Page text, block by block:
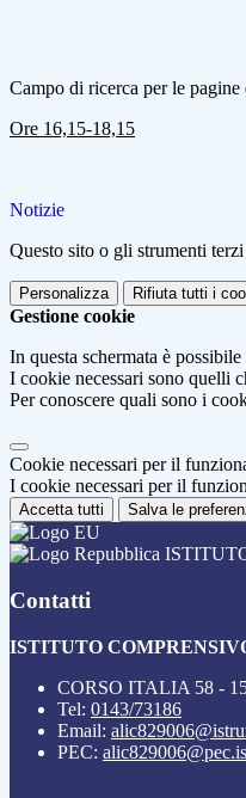
Campo di ricerca per le pagine
Ore 16,15-18,15
Notizie
Questo sito o gli strumenti
Personalizza Rifiuta tutti i
Gestione cookie
In questa schermata è
I cookie necessari sono quelli
Per conoscere quali sono i
Cookie necessari per il
I cookie necessari per il
Accetta tutti Salva le
Contatti
ISTITUTO
CORSO ITALIA 58 -
Tel: 0143/73186
Email:
PEC: